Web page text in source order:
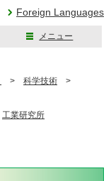
Foreign Languages
メニュー
> 科学技術 >
工業研究所